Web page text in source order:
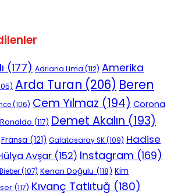
(177) Adriana Lima (112) Amerika
Arda Turan (206) Beren
(106) Cem Yılmaz (194) Corona
(117) Demet Akalın (193)
Fransa (121) Galatasaray SK(109) Hadise
Avşar (152) Instagram (169)
(107) Kenan Doğulu (118) Kim
(117) Kıvanç Tatlıtuğ (180)